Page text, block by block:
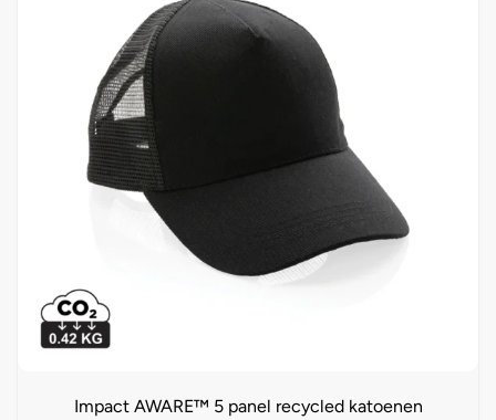
Impact AWARE™ 5 panel recycled katoenen